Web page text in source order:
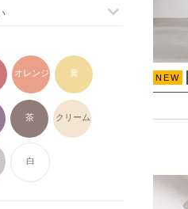
オレンジ 黄
茶 クリーム
白
NEW